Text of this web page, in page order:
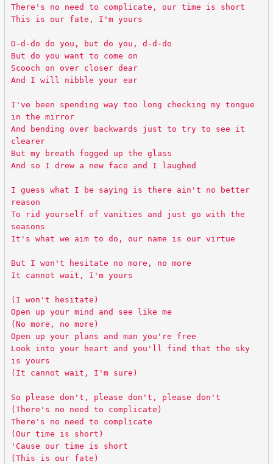
There's no need to complicate, our time is short
This is our fate, I'm yours
D-d-do do you, but do you, d-d-do
But do you want to come on
Scooch on over closer dear
And I will nibble your ear
I've been spending way too long checking my tongue
in the mirror
And bending over backwards just to try to see it
clearer
But my breath fogged up the glass
And so I drew a new face and I laughed
I guess what I be saying is there ain't no better
reason
To rid yourself of vanities and just go with the
seasons
It's what we aim to do, our name is our virtue
But I won't hesitate no more, no more
It cannot wait, I'm yours
(I won't hesitate)
Open up your mind and see like me
(No more, no more)
Open up your plans and man you're free
Look into your heart and you'll find that the sky
is yours
(It cannot wait, I'm sure)
So please don't, please don't, please don't
(There's no need to complicate)
There's no need to complicate
(Our time is short)
'Cause our time is short
(This is our fate)